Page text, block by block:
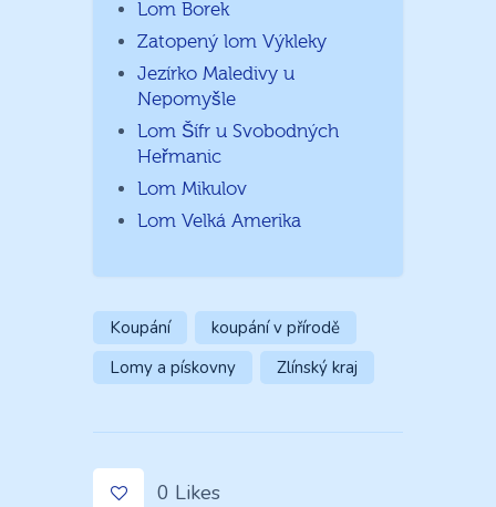
Lom Borek
Zatopený lom Výkleky
Jezírko Maledivy u
Nepomyšle
Lom Šífr u Svobodných
Heřmanic
Lom Mikulov
Lom Velká Amerika
Koupání
koupání v přírodě
Lomy a pískovny
Zlínský kraj
0 Likes